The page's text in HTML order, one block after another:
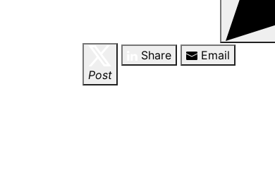
Post
Share Email